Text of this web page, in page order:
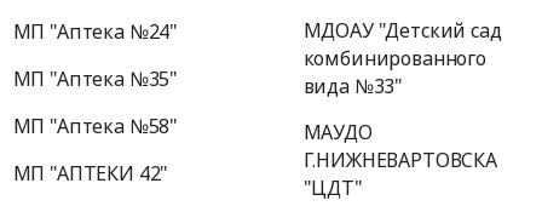
МП "Аптека №24"
МП "Аптека №35"
МП "Аптека №58"
МП "АПТЕКИ 42"
МДОАУ "Детский сад
комбинированного
вида №33"
МАУДО
Г.НИЖНЕВАРТОВСКА
"ЦДТ"